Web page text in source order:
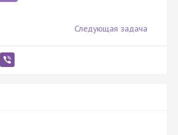
Следующая задача